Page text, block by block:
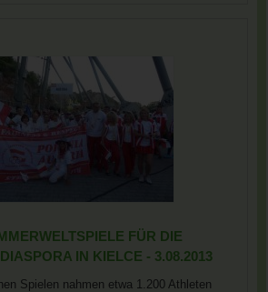
FÜR DIE
IN KIELCE - 3.08.2013
Spielen nahmen etwa 1.200 Athleten